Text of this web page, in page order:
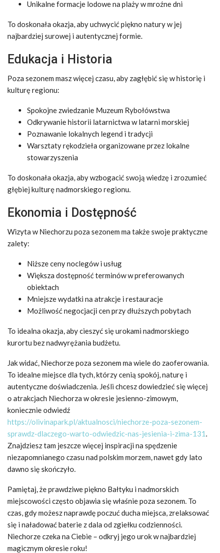
Unikalne formacje lodowe na plaży w mroźne dni
To doskonała okazja, aby uchwycić piękno natury w jej
najbardziej surowej i autentycznej formie.
Edukacja i Historia
Poza sezonem masz więcej czasu, aby zagłębić się w historię i
kulturę regionu:
Spokojne zwiedzanie Muzeum Rybołówstwa
Odkrywanie historii latarnictwa w latarni morskiej
Poznawanie lokalnych legend i tradycji
Warsztaty rękodzieła organizowane przez lokalne
stowarzyszenia
To doskonała okazja, aby wzbogacić swoją wiedzę i zrozumieć
głębiej kulturę nadmorskiego regionu.
Ekonomia i Dostępność
Wizyta w Niechorzu poza sezonem ma także swoje praktyczne
zalety:
Niższe ceny noclegów i usług
Większa dostępność terminów w preferowanych
obiektach
Mniejsze wydatki na atrakcje i restauracje
Możliwość negocjacji cen przy dłuższych pobytach
To idealna okazja, aby cieszyć się urokami nadmorskiego
kurortu bez nadwyrężania budżetu.
Jak widać, Niechorze poza sezonem ma wiele do zaoferowania.
To idealne miejsce dla tych, którzy cenią spokój, naturę i
autentyczne doświadczenia. Jeśli chcesz dowiedzieć się więcej
o atrakcjach Niechorza w okresie jesienno-zimowym,
koniecznie odwiedź
https://olivinapark.pl/aktualnosci/niechorze-poza-sezonem-
sprawdz-dlaczego-warto-odwiedzic-nas-jesienia-i-zima-131.
Znajdziesz tam jeszcze więcej inspiracji na spędzenie
niezapomnianego czasu nad polskim morzem, nawet gdy lato
dawno się skończyło.
Pamiętaj, że prawdziwe piękno Bałtyku i nadmorskich
miejscowości często objawia się właśnie poza sezonem. To
czas, gdy możesz naprawdę poczuć ducha miejsca, zrelaksować
się i naładować baterie z dala od zgiełku codzienności.
Niechorze czeka na Ciebie – odkryj jego urok w najbardziej
magicznym okresie roku!